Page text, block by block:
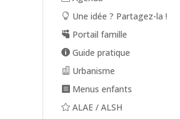
Une idée ? Partagez-la !
Portail famille
Guide pratique
Urbanisme
Menus enfants
ALAE / ALSH